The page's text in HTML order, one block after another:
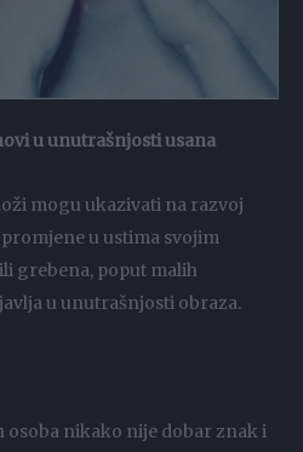
u unutrašnjosti usana
mogu ukazivati na razvoj
u ustima svojim
grebena, poput malih
u unutrašnjosti obraza.
osoba nikako nije dobar znak i